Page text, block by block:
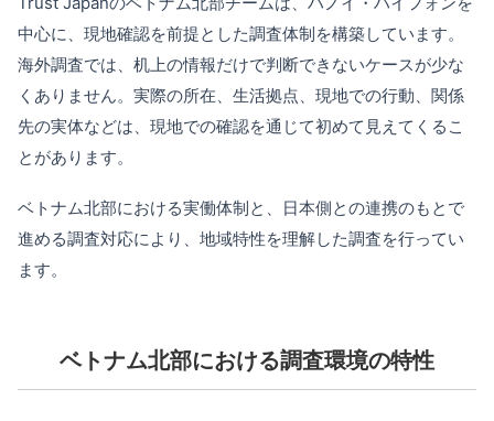
中心に、現地確認を前提とした調査体制を構築しています。
海外調査では、机上の情報だけで判断できないケースが少な
くありません。実際の所在、生活拠点、現地での行動、関係
先の実体などは、現地での確認を通じて初めて見えてくるこ
とがあります。
ベトナム北部における実働体制と、日本側との連携のもとで
進める調査対応により、地域特性を理解した調査を行ってい
ます。
ベトナム北部における調査環境の特性